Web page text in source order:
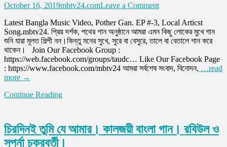
October 16, 2019mbtv24.comLeave a Commenton
গান।
পর্ব-০৩।
Latest
Music
Video,
Articst
Song.mbtv24.
Latest Bangla Music Video, Pother Gan. EP #-3, Local Articst
Song.mbtv24. প্রিয় দর্শক, পথের গান অনুষ্ঠানে আমরা এমন কিছু লোকের মুখে গান
শুনি যারা মূলত শিল্পী নন।কিন্তু মনের সুখে, সুরে বা বেসুরে, তালে বা বেতালে গান করে
থাকেন। Join Our Facebook Group :
https://web.facebook.com/groups/taudc… Like Our Facebook Page
: https://www.facebook.com/mbtv24 আমরা সর্বশেষ সংবাদ, বিনোদন, …read
more →
Continue Reading
চিরদিনই তুমি যে আমার। কালজয়ী বাংলা গান। রবিউল ও
সুপর্না চক্রবর্তী।